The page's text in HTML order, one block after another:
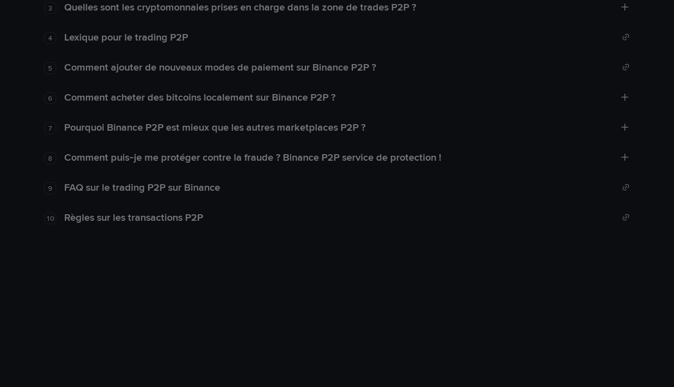
3 Quelles sont les cryptomonnaies prises en charge dans la zone de trades P2P ?
4 Lexique pour le trading P2P
5 Comment ajouter de nouveaux modes de paiement sur Binance P2P ?
6 Comment acheter des bitcoins localement sur Binance P2P ?
7 Pourquoi Binance P2P est mieux que les autres marketplaces P2P ?
8 Comment puis-je me protéger contre la fraude ? Binance P2P service de protection !
9 FAQ sur le trading P2P sur Binance
10 Règles sur les transactions P2P